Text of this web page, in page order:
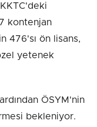
kontenjan
476'sı ön lisans,
yetenek
ÖSYM'nin
bekleniyor.